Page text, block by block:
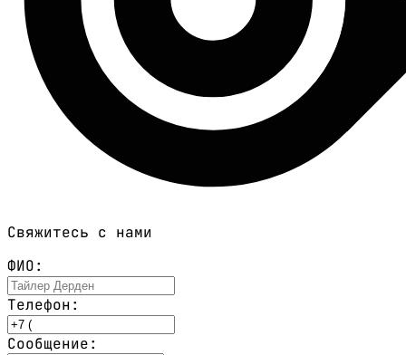
Свяжитесь с нами
ФИО:
Телефон:
Сообщение: